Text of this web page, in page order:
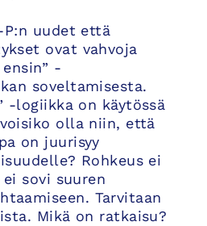
P:n uudet että
ovat vahvoja
-
soveltamisesta.
-logiikka on käytössä
olla niin, että
on juurisyy
Rohkeus ei
sovi suuren
Tarvitaan
Mikä on ratkaisu?